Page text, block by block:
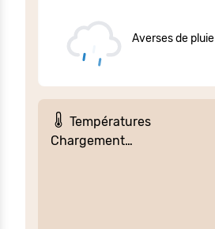
Averses de pluie
Températures
Chargement…